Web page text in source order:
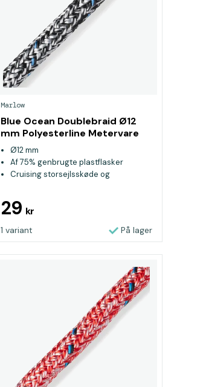
Marlow
Blue Ocean Doublebraid Ø12
mm Polyesterline Metervare
Sort
Ø12 mm
Af 75% genbrugte plastflasker
Cruising storsejlsskøde og
29 kr
1 variant På lager